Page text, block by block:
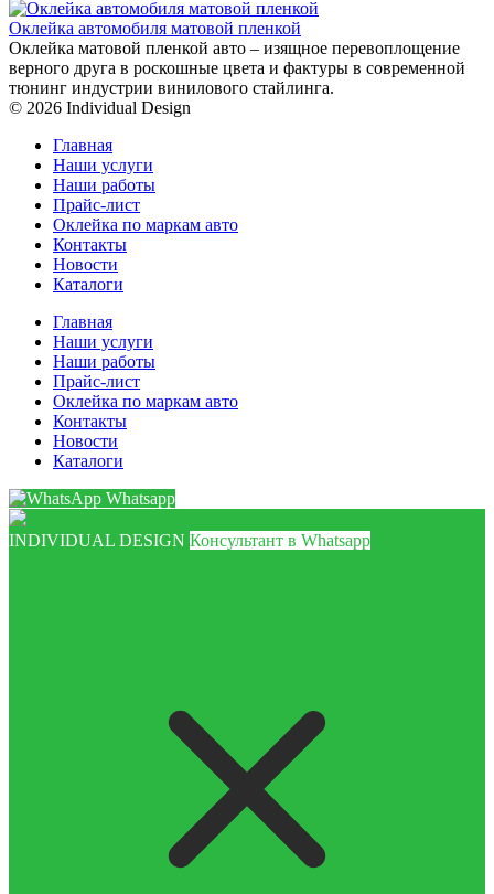
Оклейка автомобиля матовой пленкой
Оклейка матовой пленкой авто – изящное перевоплощение
верного друга в роскошные цвета и фактуры в современной
тюнинг индустрии винилового стайлинга.
© 2026 Individual Design
Главная
Наши услуги
Наши работы
Прайс-лист
Оклейка по маркам авто
Контакты
Новости
Каталоги
Главная
Наши услуги
Наши работы
Прайс-лист
Оклейка по маркам авто
Контакты
Новости
Каталоги
Whatsapp
INDIVIDUAL DESIGN Консультант в Whatsapp